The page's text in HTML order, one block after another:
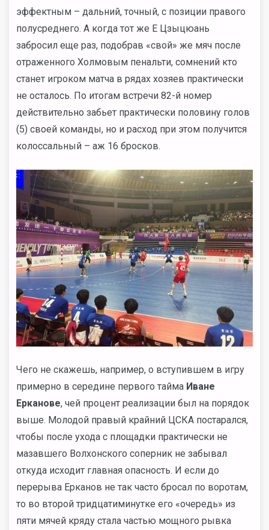
эффектным – дальний, точный, с позиции правого
полусреднего. А когда тот же Е Цзыцюань
забросил еще раз, подобрав «свой» же мяч после
отраженного Холмовым пенальти, сомнений кто
станет игроком матча в рядах хозяев практически
не осталось. По итогам встречи 82-й номер
действительно забьет практически половину голов
(5) своей команды, но и расход при этом получится
колоссальный – аж 16 бросков.
Чего не скажешь, например, о вступившем в игру
примерно в середине первого тайма Иване
Ерканове, чей процент реализации был на порядок
выше. Молодой правый крайний ЦСКА постарался,
чтобы после ухода с площадки практически не
мазавшего Волхонского соперник не забывал
откуда исходит главная опасность. И если до
перерыва Ерканов не так часто бросал по воротам,
то во второй тридцатиминутке его «очередь» из
пяти мячей кряду стала частью мощного рывка